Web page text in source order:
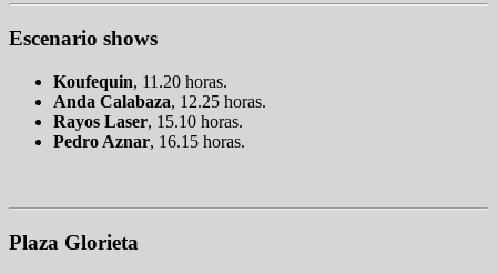
Escenario shows
Koufequin, 11.20 horas.
Anda Calabaza, 12.25 horas.
Rayos Laser, 15.10 horas.
Pedro Aznar, 16.15 horas.
Plaza Glorieta